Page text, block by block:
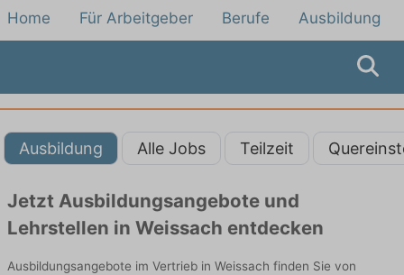
Home Für Arbeitgeber Berufe Ausbildung
Ausbildung Alle Jobs Teilzeit
Jetzt Ausbildungsangebote und
Lehrstellen in Weissach entdecken
Ausbildungsangebote im Vertrieb in Weissach finden Sie von